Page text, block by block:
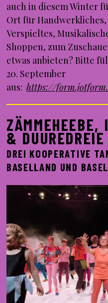
auch in diesem Winter
Ort für
Verspieltes,
Shoppen, zum
etwas anbieten? Bitte
20. September
aus: https://
ZÄMMEHEEBE,
& DUUREDREIE
DREI KOOPERATIVE
BASELLAND UND BASEL